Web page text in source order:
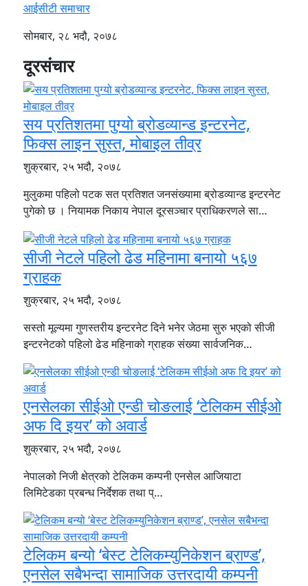
आईसीटी समाचार
सोमबार, २८ भदौ, २०७८
दूरसंचार
सय प्रतिशतमा पुग्यो ब्रोडव्यान्ड इन्टरनेट,
फिक्स लाइन सुस्त, मोबाइल तीव्र
शुक्रबार, २५ भदौ, २०७८
मुलुकमा पहिलो पटक सत प्रतिशत जनसंख्यामा ब्रोडव्यान्ड इन्टरनेट
पुगेको छ । नियामक निकाय नेपाल दूरसञ्चार प्राधिकरणले सा…
सीजी नेटले पहिलो ढेड महिनामा बनायो ५६७
ग्राहक
शुक्रबार, २५ भदौ, २०७८
सस्तो मूल्यमा गुणस्तरीय इन्टरनेट दिने भनेर जेठमा सुरु भएको सीजी
इन्टरनेटको पहिलो ढेड महिनाको ग्राहक संख्या सार्वजनिक…
एनसेलका सीईओ एन्डी चोङलाई ‘टेलिकम सीईओ
अफ दि इयर’ को अवार्ड
शुक्रबार, २५ भदौ, २०७८
नेपालको निजी क्षेत्रको टेलिकम कम्पनी एनसेल आजियाटा
लिमिटेडका प्रबन्ध निर्देशक तथा प्…
टेलिकम बन्यो ‘बेस्ट टेलिकम्युनिकेशन ब्राण्ड’,
एनसेल सबैभन्दा सामाजिक उत्तरदायी कम्पनी